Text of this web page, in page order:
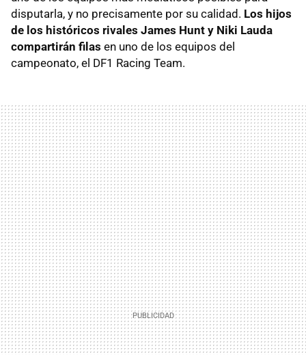
disputarla, y no precisamente por su calidad. Los hijos
de los históricos rivales James Hunt y Niki Lauda
compartirán filas en uno de los equipos del
campeonato, el DF1 Racing Team.